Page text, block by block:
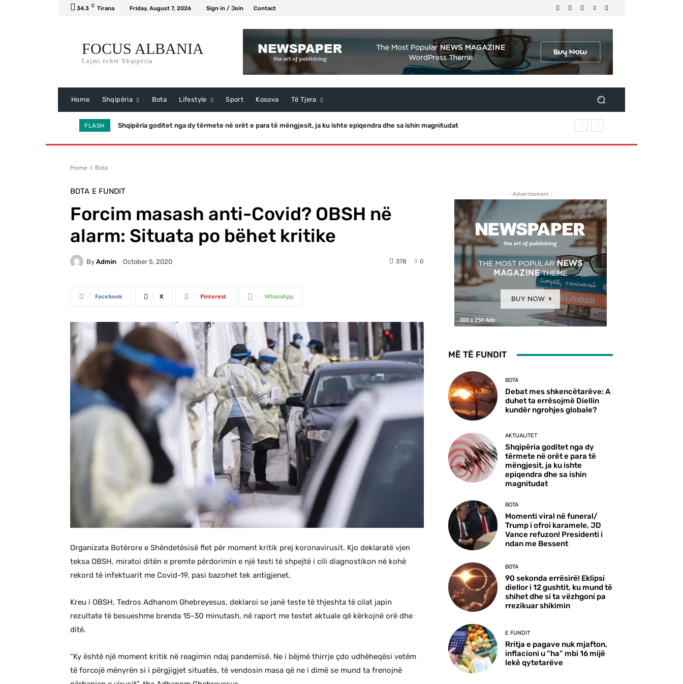
34.3 C Tirana Friday, August 7, 2026 Sign in / Join Contact
FOCUS ALBANIA
Lajmi është Shqipëria
Home Shqipëria Bota Lifestyle Sport Kosova Të Tjera
FLASH Shqipëria goditet nga dy tërmete në orët e para të mëngjesit, ja ku ishte epiqendra dhe sa ishin magnitudat
Home Bota
BOTA E FUNDIT
Forcim masash anti-Covid? OBSH në
alarm: Situata po bëhet kritike
By Admin October 5, 2020 0
378
Facebook X Pinterest WhatsApp
Organizata Botërore e Shëndetësisë flet për moment kritik prej koronavirusit. Kjo deklaratë vjen
teksa OBSH, miratoi ditën e premte përdorimin e një testi të shpejtë i cili diagnostikon në kohë
rekord të infektuarit me Covid-19, pasi bazohet tek antigjenet.
Kreu i OBSH, Tedros Adhanom Ghebreyesus, deklaroi se janë teste të thjeshta të cilat japin
rezultate të besueshme brenda 15-30 minutash, në raport me testet aktuale që kërkojnë orë dhe
ditë.
“Ky është një moment kritik në reagimin ndaj pandemisë. Ne i bëjmë thirrje çdo udhëheqësi vetëm
të forcojë mënyrën si i përgjigjet situatës, të vendosin masa që ne i dimë se mund ta frenojnë
- Advertisement -
MË TË FUNDIT
BOTA
Debat mes shkencëtarëve: A
duhet ta errësojmë Diellin
kundër ngrohjes globale?
AKTUALITET
Shqipëria goditet nga dy
tërmete në orët e para të
mëngjesit, ja ku ishte
epiqendra dhe sa ishin
magnitudat
BOTA
Momenti viral në funeral/
Trump i ofroi karamele, JD
Vance refuzon! Presidenti i
ndan me Bessent
BOTA
90 sekonda errësirë! Eklipsi
diellor i 12 gushtit, ku mund të
shihet dhe si ta vëzhgoni pa
rrezikuar shikimin
E FUNDIT
Rritja e pagave nuk mjafton,
inflacioni u “ha” mbi 16 mijë
lekë qytetarëve